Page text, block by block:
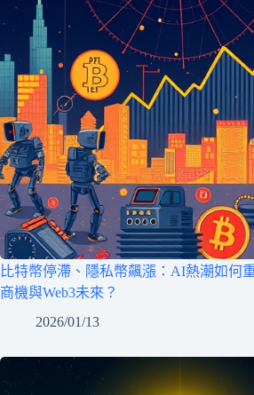
比特幣停滯、隱私幣飆漲：AI熱潮如何
商機與Web3未來？
2026/01/13